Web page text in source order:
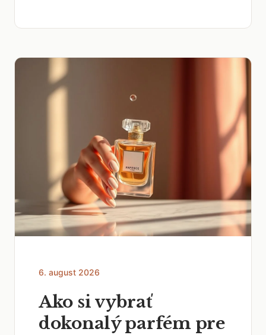
6. august 2026
Ako si vybrať
dokonalý parfém pre